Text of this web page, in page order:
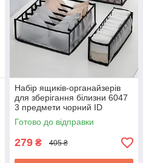
Набір ящиків-органайзерів
для зберігання білизни 6047
3 предмети чорний ID
4259395
Готово до відправки
279 ₴ 405 ₴